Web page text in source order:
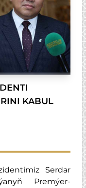
KABUL
Serdar
Premýer-